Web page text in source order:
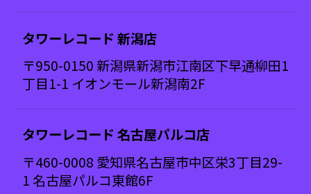
タワーレコード 新潟店
〒950-0150 新潟県新潟市江南区下早通柳田1
丁目1-1 イオンモール新潟南2F
タワーレコード 名古屋パルコ店
〒460-0008 愛知県名古屋市中区栄3丁目29-
1 名古屋パルコ東館6F